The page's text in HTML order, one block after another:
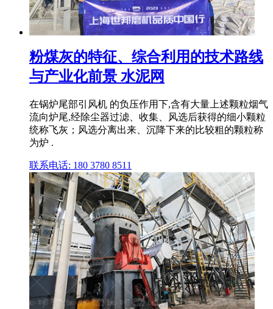
粉煤灰的特征、综合利用的技术路线
与产业化前景 水泥网
在锅炉尾部引风机 的负压作用下,含有大量上述颗粒烟气
流向炉尾,经除尘器过滤、收集、风选后获得的细小颗粒
统称飞灰；风选分离出来、沉降下来的比较粗的颗粒称
为炉 .
联系电话: 180 3780 8511